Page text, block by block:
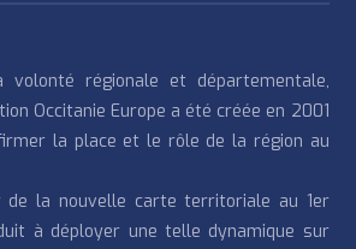
volonté régionale et départementale,
Occitanie Europe a été créée en 2001
la place et le rôle de la région au
de la nouvelle carte territoriale au 1er
à déployer une telle dynamique sur